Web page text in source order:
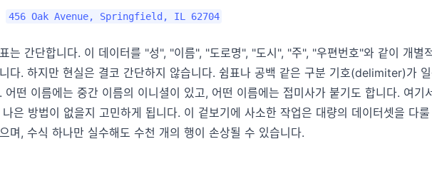
456 Oak Avenue, Springfield, IL 62704
는 간단합니다. 이 데이터를 "성", "이름", "도로명", "도시", "주", "우편번호"와 같이 개별
다. 하지만 현실은 결코 간단하지 않습니다. 쉼표나 공백 같은 구분 기호(delimiter)가
어떤 이름에는 중간 이름의 이니셜이 있고, 어떤 이름에는 접미사가 붙기도 합니다. 여기
은 방법이 없을지 고민하게 됩니다. 이 겉보기에 사소한 작업은 대량의 데이터셋을 다
며, 수식 하나만 실수해도 수천 개의 행이 손상될 수 있습니다.